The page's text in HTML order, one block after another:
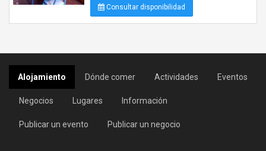
Consultar disponibilidad
Alojamiento Dónde comer Actividades Eventos
Negocios Lugares Información
Publicar un evento Publicar un negocio